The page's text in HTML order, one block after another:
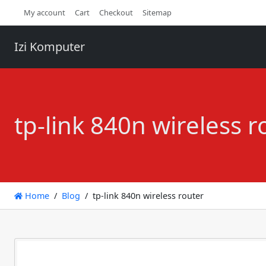
My account Cart Checkout Sitemap
Izi Komputer
tp-link 840n wireless
Home Blog tp-link 840n wireless router